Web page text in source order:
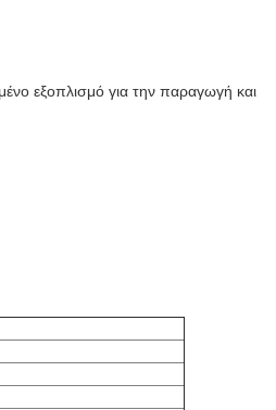
εξοπλισμό για την παραγωγή και